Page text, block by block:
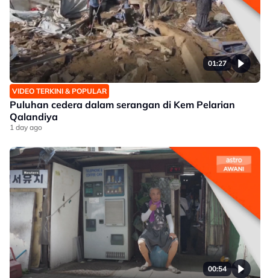
01:27
VIDEO TERKINI & POPULAR
Puluhan cedera dalam serangan di Kem Pelarian
Qalandiya
1 day ago
00:54